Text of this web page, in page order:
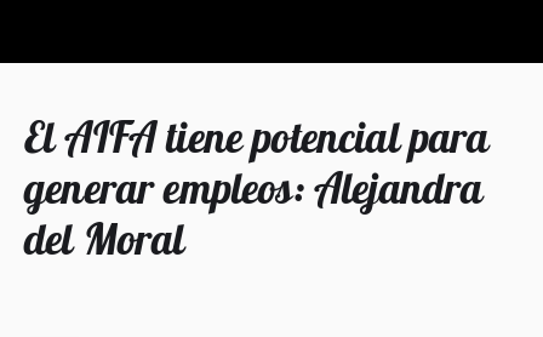
El AIFA tiene potencial para
generar empleos: Alejandra
del Moral